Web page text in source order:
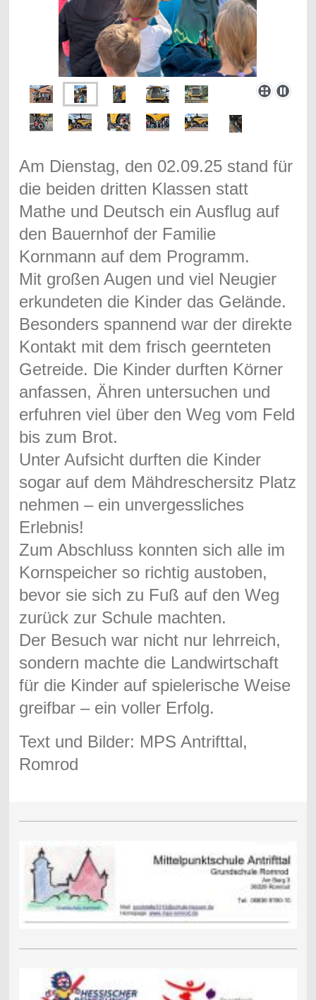
Am Dienstag, den 02.09.25 stand für
die beiden dritten Klassen statt
Mathe und Deutsch ein Ausflug auf
den Bauernhof der Familie
Kornmann auf dem Programm.
Mit großen Augen und viel Neugier
erkundeten die Kinder das Gelände.
Besonders spannend war der direkte
Kontakt mit dem frisch geernteten
Getreide. Die Kinder durften Körner
anfassen, Ähren untersuchen und
erfuhren viel über den Weg vom Feld
bis zum Brot.
Unter Aufsicht durften die Kinder
sogar auf dem Mähdreschersitz Platz
nehmen – ein unvergessliches
Erlebnis!
Zum Abschluss konnten sich alle im
Kornspeicher so richtig austoben,
bevor sie sich zu Fuß auf den Weg
zurück zur Schule machten.
Der Besuch war nicht nur lehrreich,
sondern machte die Landwirtschaft
für die Kinder auf spielerische Weise
greifbar – ein voller Erfolg.
Text und Bilder: MPS Antrifttal,
Romrod